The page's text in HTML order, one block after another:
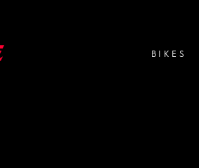
BIKES